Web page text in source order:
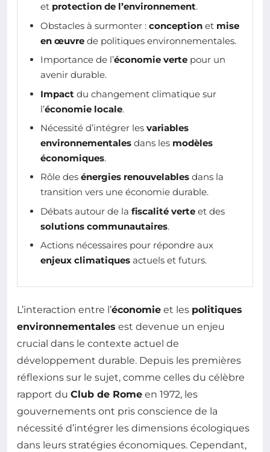
et protection de l’environnement.
Obstacles à surmonter : conception et mise
en œuvre de politiques environnementales.
Importance de l’économie verte pour un
avenir durable.
Impact du changement climatique sur
l’économie locale.
Nécessité d’intégrer les variables
environnementales dans les modèles
économiques.
Rôle des énergies renouvelables dans la
transition vers une économie durable.
Débats autour de la fiscalité verte et des
solutions communautaires.
Actions nécessaires pour répondre aux
enjeux climatiques actuels et futurs.
L’interaction entre l’économie et les politiques
environnementales est devenue un enjeu
crucial dans le contexte actuel de
développement durable. Depuis les premières
réflexions sur le sujet, comme celles du célèbre
rapport du Club de Rome en 1972, les
gouvernements ont pris conscience de la
nécessité d’intégrer les dimensions écologiques
dans leurs stratégies économiques. Cependant,